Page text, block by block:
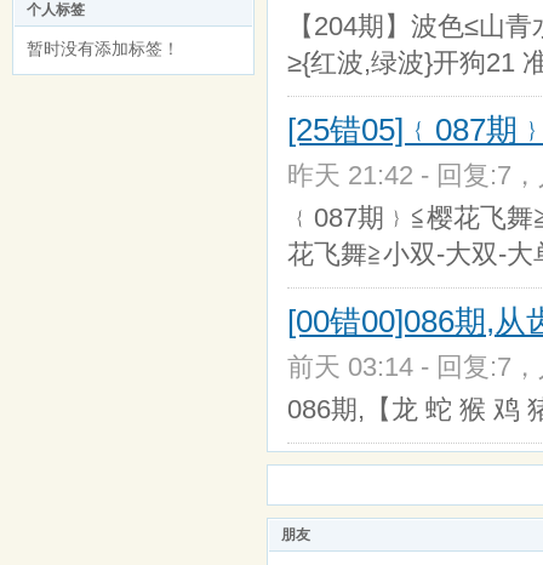
个人标签
暂时没有添加标签！
【204期】波色≤山
≥{红波,绿波}开狗21
[25错05]﹛087期
昨天 21:42 - 回复:7
﹛087期﹜≦樱花飞
花飞舞≧小双-大双-大
[00错00]086期,
前天 03:14 - 回复:7
086期,【龙 蛇 猴
朋友